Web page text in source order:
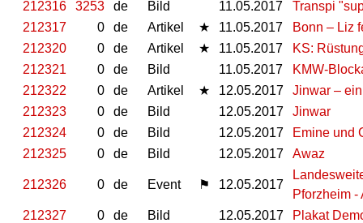
212316
3253 de Bild 11.05.2017
Transpi
212317
0 de Artikel ★ 11.05.2017
Bonn – Liz
212320
0 de Artikel ★ 11.05.2017
KS:
212321
0 de Bild 11.05.2017
KMW-
212322
0 de Artikel ★ 12.05.2017
Jinwar –
212323
0 de Bild 12.05.2017
Jinwar
212324
0 de Bild 12.05.2017
Emine und
212325
0 de Bild 12.05.2017 Awaz
212326 0 de Event ⚑ 12.05.2017
Pforzheim -
212327
0 de Bild 12.05.2017
Plakat